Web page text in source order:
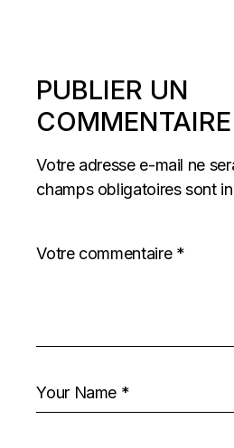
PUBLIER UN
COMMENTAIRE
Votre adresse e-mail ne
champs obligatoires sont